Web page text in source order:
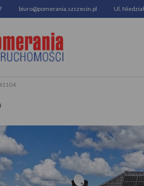
biuro@pomerania.szczecin.pl Ul.